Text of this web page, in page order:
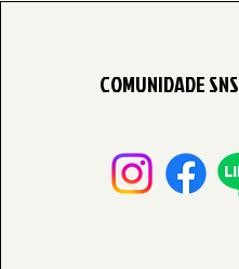
COMUNIDADE SNS